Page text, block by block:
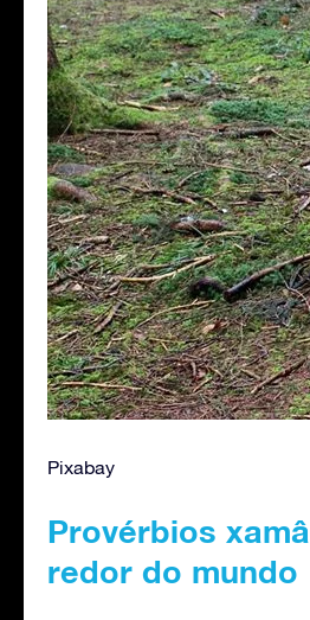
Pixabay
Provérbios
redor do mundo